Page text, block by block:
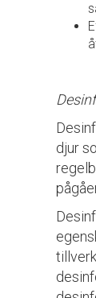
djur